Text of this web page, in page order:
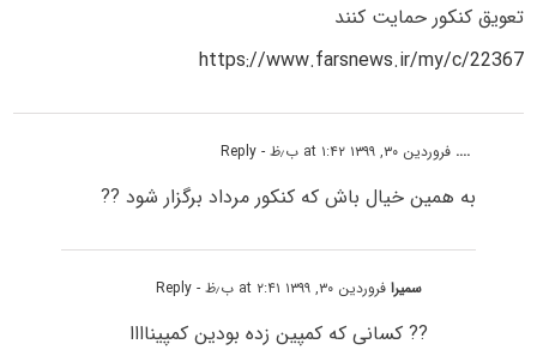
تعویق کنکور حمایت کنند
https://www.farsnews.ir/my/c/22367
.... فروردین ۳۰, ۱۳۹۹ at ۱:۴۲ ب٫ظ - Reply
به همین خیال باش که کنکور مرداد برگزار شود ??
سمیرافروردین ۳۰, ۱۳۹۹ at ۲:۴۱ ب٫ظ - Reply
?? کسانی که کمپین زده بودین کمپیناااا